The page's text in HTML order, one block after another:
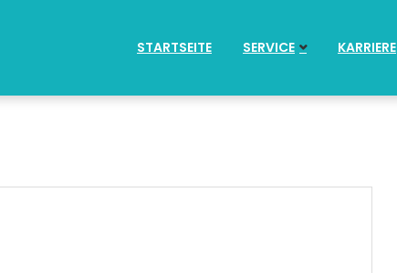
STARTSEITE SERVICE KARRIERE